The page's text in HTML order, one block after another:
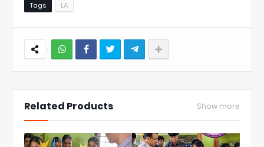
Tags LA
Related Products Show more